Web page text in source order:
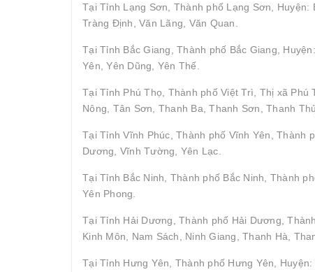
Tại Tỉnh Lạng Sơn, Thành phố Lạng Sơn,
Tràng Định, Văn Lãng, Văn Quan.
Tại Tỉnh Bắc Giang, Thành phố Bắc Giang,
Yên, Yên Dũng, Yên Thế.
Tại Tỉnh Phú Thọ, Thành phố Việt Trì, Thị xã Phú
Nông, Tân Sơn, Thanh Ba, Thanh Sơn, Thanh
Tại Tỉnh Vĩnh Phúc, Thành phố Vĩnh Yên, Thành
Dương, Vĩnh Tường, Yên Lạc.
Tại Tỉnh Bắc Ninh, Thành phố Bắc Ninh, Thành
Yên Phong.
Tại Tỉnh Hải Dương, Thành phố Hải Dương,
Kinh Môn, Nam Sách, Ninh Giang, Thanh Hà,
Tại Tỉnh Hưng Yên, Thành phố Hưng Yên,